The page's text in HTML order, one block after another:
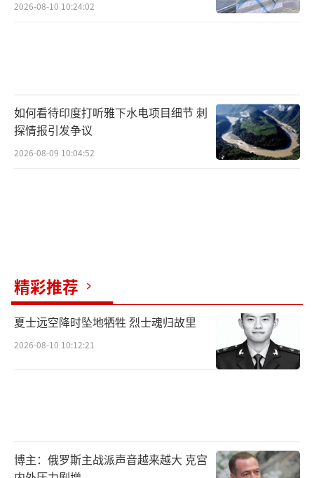
2026-08-10 10:24:02
如何看待印度打听雅下水电项目细节 刺
探情报引发争议
2026-08-09 10:04:52
精彩推荐
夏士远空降时坠地牺牲 烈士魂归故里
2026-08-10 10:12:21
博主：俄罗斯主战派声音越来越大 克宫